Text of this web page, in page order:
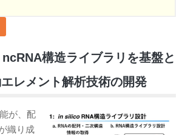
ncRNA構造ライブラリを基盤と
レメント解析技術の開発
が、配
織り成